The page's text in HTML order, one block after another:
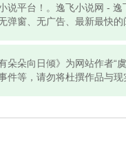
说平台！。逸飞小说网 -
弹窗、无广告、最新最快的
有朵朵向日倾》为网站作者“
件等，请勿将杜撰作品与现